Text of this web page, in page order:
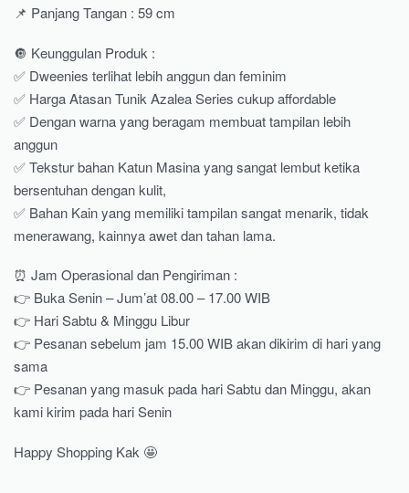
📌 Panjang Tangan : 59 cm
🔘 Keunggulan Produk :
✅ Dweenies terlihat lebih anggun dan feminim
✅ Harga Atasan Tunik Azalea Series cukup affordable
✅ Dengan warna yang beragam membuat tampilan lebih
anggun
✅ Tekstur bahan Katun Masina yang sangat lembut ketika
bersentuhan dengan kulit,
✅ Bahan Kain yang memiliki tampilan sangat menarik, tidak
menerawang, kainnya awet dan tahan lama.
⏰ Jam Operasional dan Pengiriman :
👉 Buka Senin – Jum’at 08.00 – 17.00 WIB
👉 Hari Sabtu & Minggu Libur
👉 Pesanan sebelum jam 15.00 WIB akan dikirim di hari yang
sama
👉 Pesanan yang masuk pada hari Sabtu dan Minggu, akan
kami kirim pada hari Senin
Happy Shopping Kak 🤩